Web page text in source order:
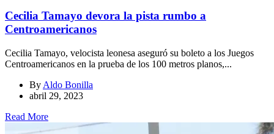
Cecilia Tamayo devora la pista rumbo a
Centroamericanos
Cecilia Tamayo, velocista leonesa aseguró su boleto a los Juegos
Centroamericanos en la prueba de los 100 metros planos,...
By Aldo Bonilla
abril 29, 2023
Read More